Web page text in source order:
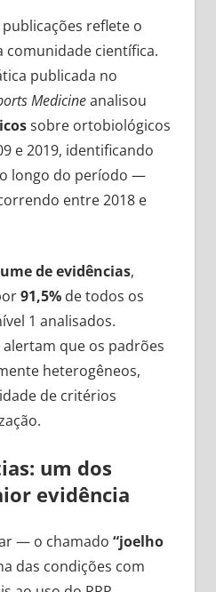
reflete o
comunidade científica.
publicada no
Medicineanalisou
sobre ortobiológicos
e 2019, identificando
longo do período —
entre 2018 e
de evidências,
91,5%de todos os
1 analisados.
que os padrões
heterogêneos,
de critérios
um dos
evidência
— o chamado “joelho
das condições com